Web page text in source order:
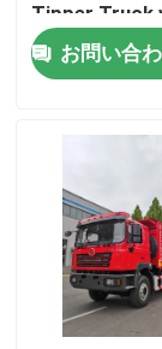
わたしたち
工場 ツアー
Tipper Truck
300L Fuel
12.00R20
お問い合